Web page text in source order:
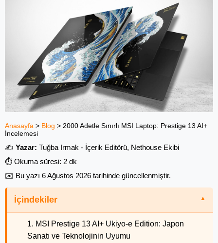
Anasayfa > Blog > 2000 Adetle Sınırlı MSI Laptop: Prestige 13 AI+
İncelemesi
✍️ Yazar: Tuğba Irmak - İçerik Editörü, Nethouse Ekibi
⏱️ Okuma süresi: 2 dk
✉️ Bu yazı 6 Ağustos 2026 tarihinde güncellenmiştir.
İçindekiler
1. MSI Prestige 13 AI+ Ukiyo-e Edition: Japon
Sanatı ve Teknolojinin Uyumu